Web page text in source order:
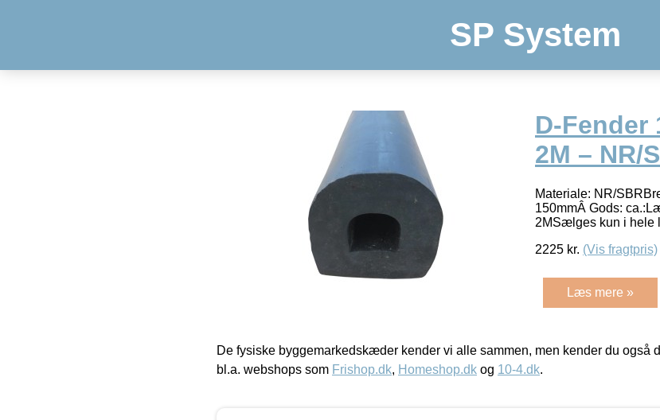
SP System
D-Fender
2M – NR/
Materiale: NR/
150mmÂ Gods:
2MSælges kun i hele
2225 kr. (Vis fragtpris)
Læs mere »
De fysiske byggemarkedskæder kender vi alle sammen, men kender du også
bl.a. webshops som Frishop.dk, Homeshop.dk og 10-4.dk.